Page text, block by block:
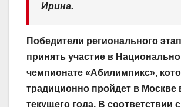
Ирина.
Победители регионального
принять участие в
чемпионате «Абилимпикс»,
традиционно пройдет в Москве
текущего года. В соответствии с